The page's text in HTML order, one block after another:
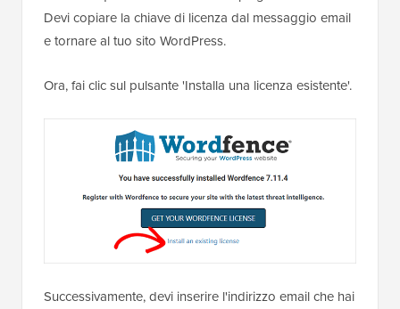
Devi copiare la chiave di licenza dal messaggio email
e tornare al tuo sito WordPress.
Ora, fai clic sul pulsante 'Installa una licenza esistente'.
Successivamente, devi inserire l'indirizzo email che hai